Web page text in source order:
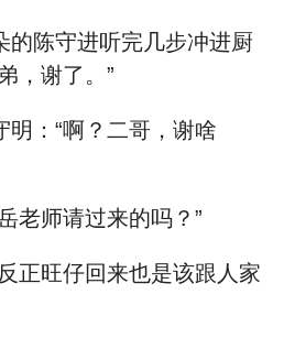
的陈守进听完几步冲进厨
，谢了。”
明：“啊？二哥，谢啥
老师请过来的吗？”
正旺仔回来也是该跟人家